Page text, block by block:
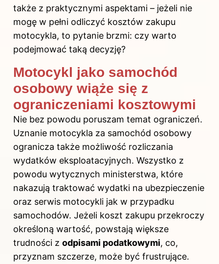
także z praktycznymi aspektami – jeżeli nie
mogę w pełni odliczyć kosztów zakupu
motocykla, to pytanie brzmi: czy warto
podejmować taką decyzję?
Motocykl jako samochód
osobowy wiąże się z
ograniczeniami kosztowymi
Nie bez powodu poruszam temat ograniczeń.
Uznanie motocykla za samochód osobowy
ogranicza także możliwość rozliczania
wydatków eksploatacyjnych. Wszystko z
powodu wytycznych ministerstwa, które
nakazują traktować wydatki na ubezpieczenie
oraz serwis motocykli jak w przypadku
samochodów. Jeżeli koszt zakupu przekroczy
określoną wartość, powstają większe
trudności z odpisami podatkowymi, co,
przyznam szczerze, może być frustrujące.